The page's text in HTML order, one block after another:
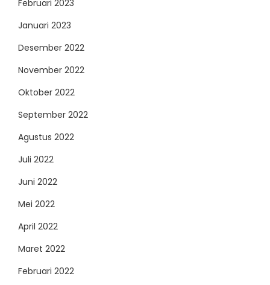
Februari 2023
Januari 2023
Desember 2022
November 2022
Oktober 2022
September 2022
Agustus 2022
Juli 2022
Juni 2022
Mei 2022
April 2022
Maret 2022
Februari 2022